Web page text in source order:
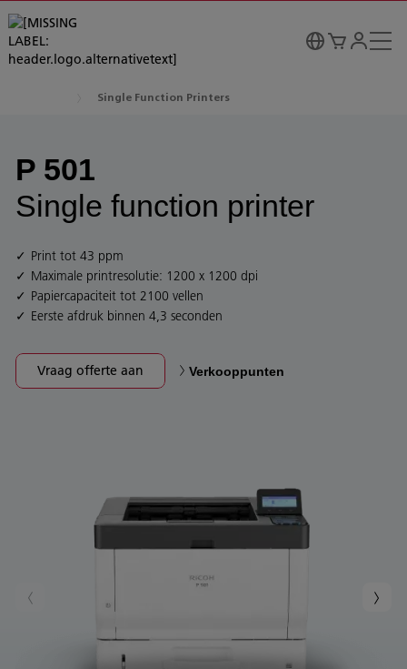
Single Function Printers
P 501
Single function printer
Print tot 43 ppm
Maximale printresolutie: 1200 x 1200 dpi
Papiercapaciteit tot 2100 vellen
Eerste afdruk binnen 4,3 seconden
Vraag offerte aan Verkooppunten